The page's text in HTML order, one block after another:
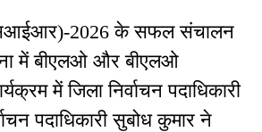
2026 के सफल संचालन
में बीएलओ और बीएलओ
में जिला निर्वाचन पदाधिकारी
पदाधिकारी सुबोध कुमार ने